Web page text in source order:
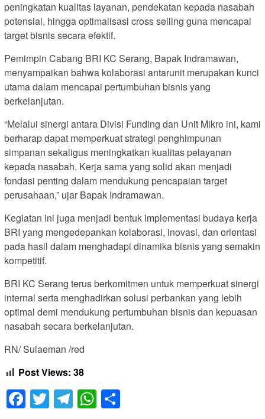
peningkatan kualitas layanan, pendekatan kepada nasabah
potensial, hingga optimalisasi cross selling guna mencapai
target bisnis secara efektif.
Pemimpin Cabang BRI KC Serang, Bapak Indramawan,
menyampaikan bahwa kolaborasi antarunit merupakan kunci
utama dalam mencapai pertumbuhan bisnis yang
berkelanjutan.
“Melalui sinergi antara Divisi Funding dan Unit Mikro ini, kami
berharap dapat memperkuat strategi penghimpunan
simpanan sekaligus meningkatkan kualitas pelayanan
kepada nasabah. Kerja sama yang solid akan menjadi
fondasi penting dalam mendukung pencapaian target
perusahaan,” ujar Bapak Indramawan.
Kegiatan ini juga menjadi bentuk implementasi budaya kerja
BRI yang mengedepankan kolaborasi, inovasi, dan orientasi
pada hasil dalam menghadapi dinamika bisnis yang semakin
kompetitif.
BRI KC Serang terus berkomitmen untuk memperkuat sinergi
internal serta menghadirkan solusi perbankan yang lebih
optimal demi mendukung pertumbuhan bisnis dan kepuasan
nasabah secara berkelanjutan.
RN/ Sulaeman /red
Post Views: 38
Facebook
TwitterTelegram
WhatsApp